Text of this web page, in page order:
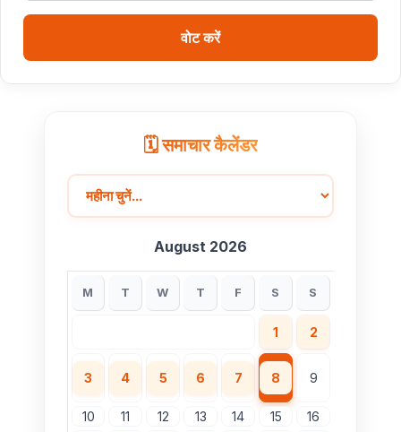
वोट करें
🗓️ समाचार कैलेंडर
August 2026
M T W T F S S
1 2
3 4 5 6 7 8 9
10 11 12 13 14 15
16